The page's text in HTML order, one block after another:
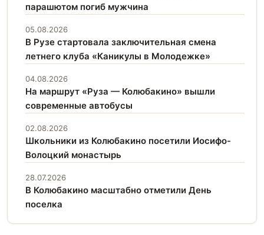
парашютом погиб мужчина
05.08.2026
В Рузе стартовала заключительная смена
летнего клуба «Каникулы в Молодежке»
04.08.2026
На маршрут «Руза — Колюбакино» вышли
современные автобусы
02.08.2026
Школьники из Колюбакино посетили Иосифо-
Волоцкий монастырь
28.07.2026
В Колюбакино масштабно отметили День
поселка